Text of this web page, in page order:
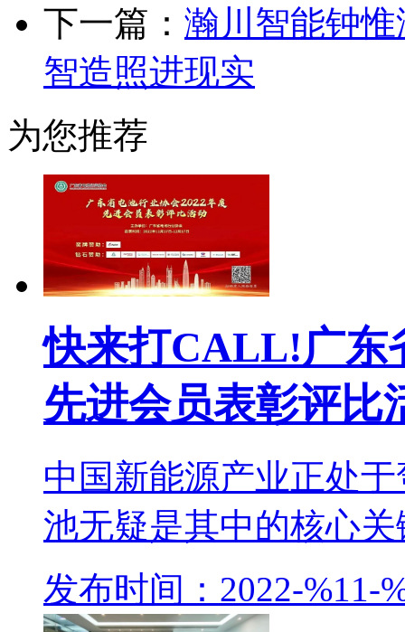
下一篇： 瀚川智能钟
智造照进现实
为您推荐
快来打CALL!广东
先进会员表彰评比
中国新能源产业正处
池无疑是其中的核心
发布时间：2022-%11-